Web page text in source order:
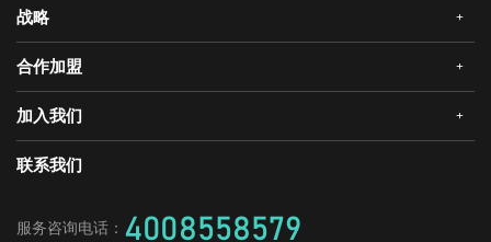
企业文化
荣誉资质
发展历程
领导关怀
媒体中心
华体会安全门
华体会真AI锁
华体会静音木门
华体会机器人安全门
爱感真全屋智能家居
战略 +
三大智能
研发创新
战略合作
合作加盟 +
经销合作
华体会招商
加入我们 +
人才理念
联系我们
服务咨询电话： 4008558579